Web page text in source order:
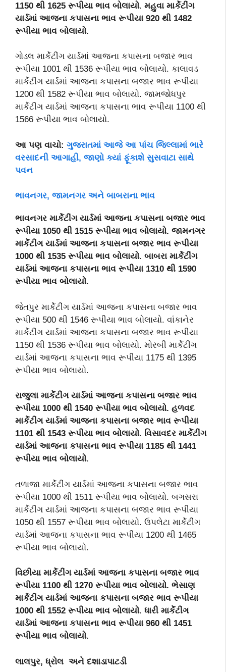
1150 થી 1625 રૂપીયા ભાવ બોલાયો. મહુવા માર્કેટીંગ
યાર્ડમાં આજના કપાસના ભાવ રૂપીયા 920 થી 1482
રૂપીયા ભાવ બોલાયો.
ગોડલ માર્કેટીંગ યાર્ડમાં આજના કપાસના બજાર ભાવ
રૂપીયા 1001 થી 1536 રૂપીયા ભાવ બોલાયો. કાલાવડ
માર્કેટીંગ યાર્ડમાં આજના કપાસના બજાર ભાવ રૂપીયા
1200 થી 1582 રૂપીયા ભાવ બોલાયો. જામજોધપુર
માર્કેટીંગ યાર્ડમાં આજના કપાસના ભાવ રૂપીયા 1100 થી
1566 રૂપીયા ભાવ બોલાયો.
આ પણ વાચો: ગુજરાતમાં આજે આ પાંચ જિલ્લામાં ભારે
વરસાદની આગાહી, જાણો ક્યાં ફૂંકાશે સુસવાટા સાથે
પવન
ભાવનગર, જામનગર અને બાબરાના ભાવ
ભાવનગર માર્કેટીંગ યાર્ડમાં આજના કપાસના બજાર ભાવ
રૂપીયા 1050 થી 1515 રૂપીયા ભાવ બોલાયો. જામનગર
માર્કેટીંગ યાર્ડમાં આજના કપાસના બજાર ભાવ રૂપીયા
1000 થી 1535 રૂપીયા ભાવ બોલાયો. બાબરા માર્કેટીંગ
યાર્ડમાં આજના કપાસના ભાવ રૂપીયા 1310 થી 1590
રૂપીયા ભાવ બોલાયો.
જેતપુર માર્કેટીંગ યાર્ડમાં આજના કપાસના બજાર ભાવ
રૂપીયા 500 થી 1546 રૂપીયા ભાવ બોલાયો. વાંકાનેર
માર્કેટીંગ યાર્ડમાં આજના કપાસના બજાર ભાવ રૂપીયા
1150 થી 1536 રૂપીયા ભાવ બોલાયો. મોરબી માર્કેટીંગ
યાર્ડમાં આજના કપાસના ભાવ રૂપીયા 1175 થી 1395
રૂપીયા ભાવ બોલાયો.
રાજુલા માર્કેટીંગ યાર્ડમાં આજના કપાસના બજાર ભાવ
રૂપીયા 1000 થી 1540 રૂપીયા ભાવ બોલાયો. હળવદ
માર્કેટીંગ યાર્ડમાં આજના કપાસના બજાર ભાવ રૂપીયા
1101 થી 1543 રૂપીયા ભાવ બોલાયો. વિસાવદર માર્કેટીંગ
યાર્ડમાં આજના કપાસના ભાવ રૂપીયા 1185 થી 1441
રૂપીયા ભાવ બોલાયો.
તળાજા માર્કેટીંગ યાર્ડમાં આજના કપાસના બજાર ભાવ
રૂપીયા 1000 થી 1511 રૂપીયા ભાવ બોલાયો. બગસરા
માર્કેટીંગ યાર્ડમાં આજના કપાસના બજાર ભાવ રૂપીયા
1050 થી 1557 રૂપીયા ભાવ બોલાયો. ઉપલેટા માર્કેટીંગ
યાર્ડમાં આજના કપાસના ભાવ રૂપીયા 1200 થી 1465
રૂપીયા ભાવ બોલાયો.
વિછીયા માર્કેટીંગ યાર્ડમાં આજના કપાસના બજાર ભાવ
રૂપીયા 1100 થી 1270 રૂપીયા ભાવ બોલાયો. ભેસાણ
માર્કેટીંગ યાર્ડમાં આજના કપાસના બજાર ભાવ રૂપીયા
1000 થી 1552 રૂપીયા ભાવ બોલાયો. ધારી માર્કેટીંગ
યાર્ડમાં આજના કપાસના ભાવ રૂપીયા 960 થી 1451
રૂપીયા ભાવ બોલાયો.
લાલપુર, ધ્રોલ અને દશાડાપાટડી